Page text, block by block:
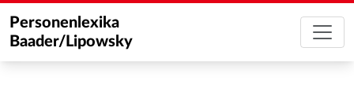
Personenlexika
Baader/Lipowsky